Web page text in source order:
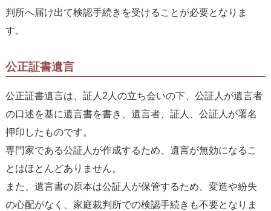
判所へ届け出て検認手続きを受けることが必要となりま
す。
公正証書遺言
公正証書遺言は、証人2人の立ち会いの下、公証人が遺言者
の口述を基に遺言書を書き、遺言者、証人、公証人が署名
押印したものです。
専門家である公証人が作成するため、遺言が無効になるこ
とはほとんどありません。
また、遺言書の原本は公証人が保管するため、変造や紛失
の心配がなく、家庭裁判所での検認手続きも不要となりま